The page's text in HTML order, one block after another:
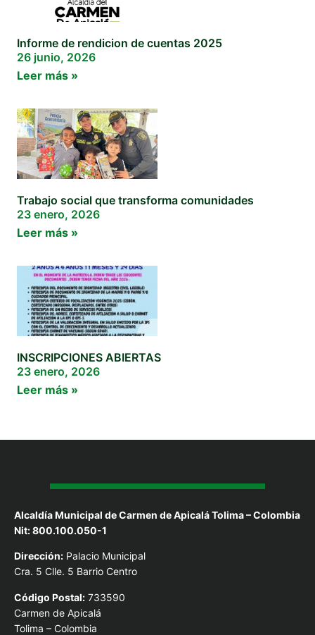
Informe de rendicion de cuentas 2025
26 junio, 2026
Leer más »
Trabajo social que transforma comunidades
23 enero, 2026
Leer más »
INSCRIPCIONES ABIERTAS
23 enero, 2026
Leer más »
Alcaldía Municipal de Carmen de Apicalá Tolima – Colombia
Nit: 800.100.050-1
Dirección: Palacio Municipal
Cra. 5 Clle. 5 Barrio Centro
Código Postal: 733590
Carmen de Apicalá
Tolima – Colombia